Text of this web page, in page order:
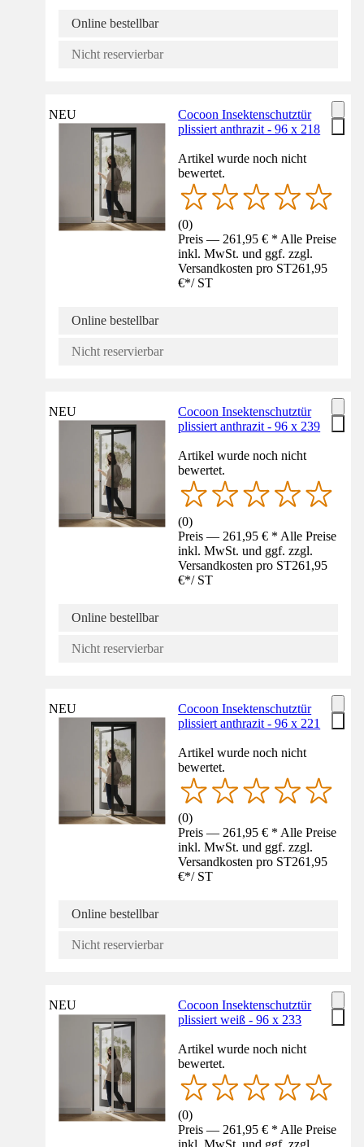
Online bestellbar
Nicht reservierbar
NEU
Cocoon Insektenschutztür
plissiert anthrazit - 96 x 218
Artikel wurde noch nicht
bewertet.
(0)
Preis — 261,95 € * Alle Preise
inkl. MwSt. und ggf. zzgl.
Versandkosten pro ST261,95
€*/ ST
Online bestellbar
Nicht reservierbar
NEU
Cocoon Insektenschutztür
plissiert anthrazit - 96 x 239
Artikel wurde noch nicht
bewertet.
(0)
Preis — 261,95 € * Alle Preise
inkl. MwSt. und ggf. zzgl.
Versandkosten pro ST261,95
€*/ ST
Online bestellbar
Nicht reservierbar
NEU
Cocoon Insektenschutztür
plissiert anthrazit - 96 x 221
Artikel wurde noch nicht
bewertet.
(0)
Preis — 261,95 € * Alle Preise
inkl. MwSt. und ggf. zzgl.
Versandkosten pro ST261,95
€*/ ST
Online bestellbar
Nicht reservierbar
NEU
Cocoon Insektenschutztür
plissiert weiß - 96 x 233
Artikel wurde noch nicht
bewertet.
(0)
Preis — 261,95 € * Alle Preise